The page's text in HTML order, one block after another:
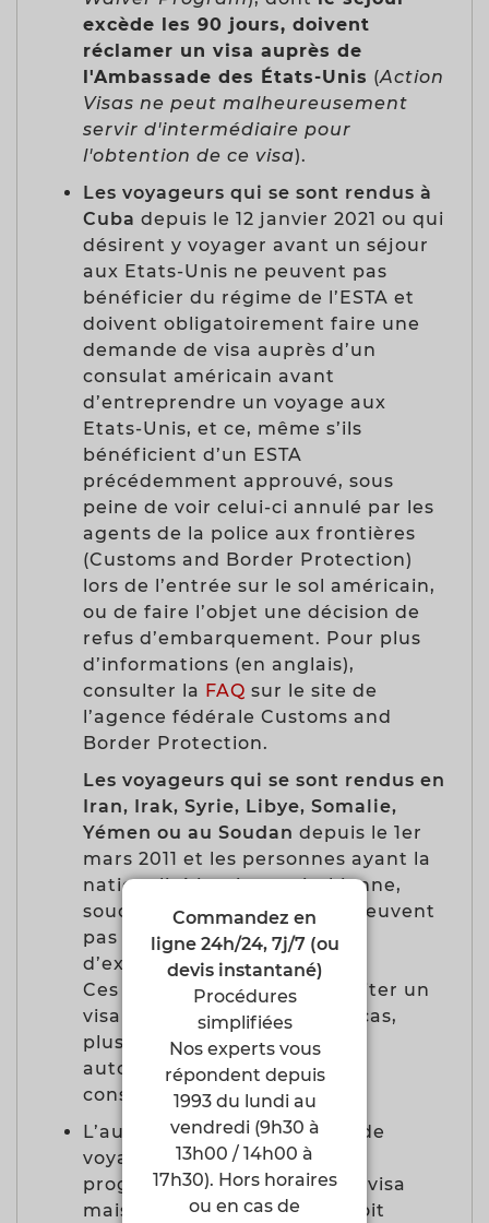
Commandez en
ligne 24h/24, 7j/7 (ou
devis instantané)
Procédures
simplifiées
Nos experts vous
répondent depuis
1993 du lundi au
vendredi (9h30 à
13h00 / 14h00 à
17h30). Hors horaires
ou en cas de
excède les 90 jours, doivent
réclamer un visa auprès de
l'Ambassade des États-Unis (Action
Visas ne peut malheureusement
servir d'intermédiaire pour
l'obtention de ce visa).
Les voyageurs qui se sont rendus à
Cuba depuis le 12 janvier 2021 ou qui
désirent y voyager avant un séjour
aux Etats-Unis ne peuvent pas
bénéficier du régime de l’ESTA et
doivent obligatoirement faire une
demande de visa auprès d’un
consulat américain avant
d’entreprendre un voyage aux
Etats-Unis, et ce, même s’ils
bénéficient d’un ESTA
précédemment approuvé, sous
peine de voir celui-ci annulé par les
agents de la police aux frontières
(Customs and Border Protection)
lors de l’entrée sur le sol américain,
ou de faire l’objet une décision de
refus d’embarquement. Pour plus
d’informations (en anglais),
consulter la FAQ sur le site de
l’agence fédérale Customs and
Border Protection.
Les voyageurs qui se sont rendus en
Iran, Irak, Syrie, Libye, Somalie,
Yémen ou au Soudan depuis le 1er
mars 2011 et les personnes ayant la
nationalité iranienne, irakienne,
soudanaise ou syrienne ne peuvent
pas bénéficier du régime
d’exemption de visa.
Ces personnes doivent solliciter un
visa B1/B2 valable, selon les cas,
plusieurs années auprès des
autorités diplomatiques et
consulaires américaines.
L’autorisation ESTA permet de
voyager dans le cadre du
programme d'exemption de visa
mais ne constitue pas un droit